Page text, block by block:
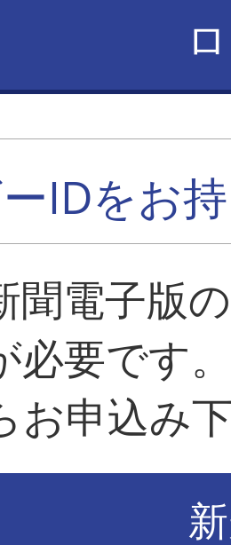
IDをお
聞電子版
必要です
お申込み